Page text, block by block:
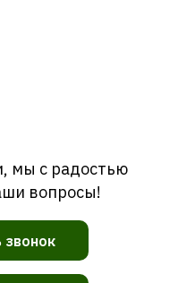
звонок
мы с радостью
вопросы!